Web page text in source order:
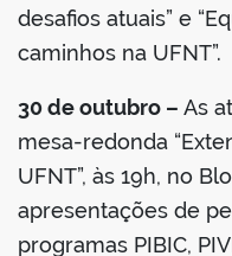
desafios atuais” e
caminhos na UFNT”.
30 de outubro – As
mesa-redonda
UFNT”, às 19h, no
apresentações de
programas PIBIC,